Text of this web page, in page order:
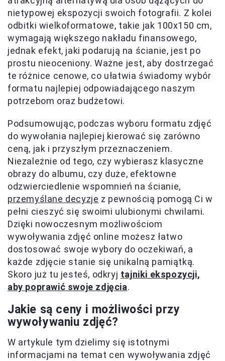
nietypowej ekspozycji swoich fotografii. Z kolei
odbitki wielkoformatowe, takie jak 100x150 cm,
wymagają większego nakładu finansowego,
jednak efekt, jaki podarują na ścianie, jest po
prostu nieoceniony. Ważne jest, aby dostrzegać
te różnice cenowe, co ułatwia świadomy wybór
formatu najlepiej odpowiadającego naszym
potrzebom oraz budżetowi.
Podsumowując, podczas wyboru formatu zdjęć
do wywołania najlepiej kierować się zarówno
ceną, jak i przyszłym przeznaczeniem.
Niezależnie od tego, czy wybierasz klasyczne
obrazy do albumu, czy duże, efektowne
odzwierciedlenie wspomnień na ścianie,
przemyślane decyzje z pewnością pomogą Ci w
pełni cieszyć się swoimi ulubionymi chwilami.
Dzięki nowoczesnym możliwościom
wywoływania zdjęć online możesz łatwo
dostosować swoje wybory do oczekiwań, a
każde zdjęcie stanie się unikalną pamiątką.
Skoro już tu jesteś, odkryj tajniki ekspozycji,
aby poprawić swoje zdjęcia.
Jakie są ceny i możliwości przy
wywoływaniu zdjęć?
W artykule tym dzielimy się istotnymi
informacjami na temat cen wywoływania zdjęć